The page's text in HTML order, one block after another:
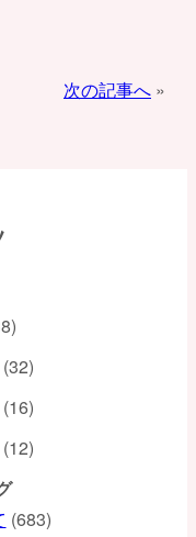
次の記事へ
(32)
(16)
(12)
(683)